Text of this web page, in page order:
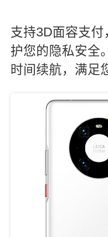
支持3D面容支
护您的隐私安全
时间续航，满足